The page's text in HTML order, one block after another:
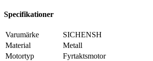
Specifikationer
Varumärke
SICHENSH
Material
Metall
Motortyp
Fyrtaktsmotor